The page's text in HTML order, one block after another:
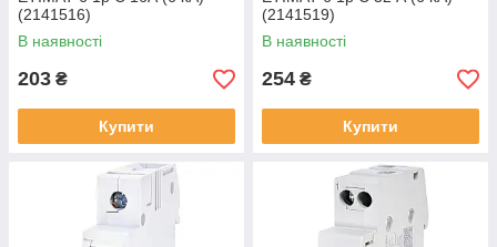
(2141516)
В наявності
203 ₴
Купити
(2141519)
В наявності
254 ₴
Купити